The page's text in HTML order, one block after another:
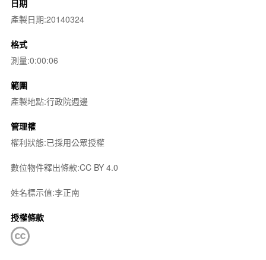
日期
產製日期:20140324
格式
測量:0:00:06
範圍
產製地點:行政院週邊
管理權
權利狀態:已採用公眾授權
數位物件釋出條款:CC BY 4.0
姓名標示值:李正南
授權條款